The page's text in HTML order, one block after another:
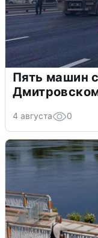
Пять машин
4 августа 0